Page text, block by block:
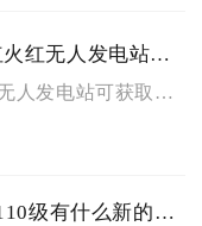
口袋妖怪火红火红无人发电站提供了哪些不同的道具
口袋妖怪火红无人发电站可获取的道具分为消耗回复道具、属性增幅...
少年三国志2110级有什么新的副本任务